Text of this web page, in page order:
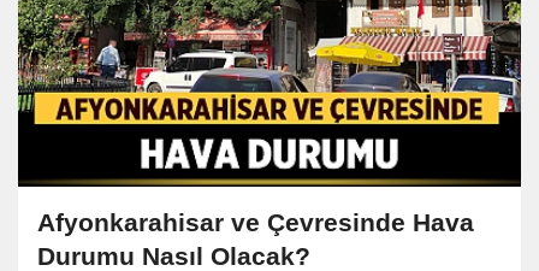
Afyonkarahisar ve Çevresinde Hava
Durumu Nasıl Olacak?